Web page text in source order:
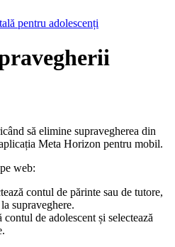
pentru adolescenți
să elimine supravegherea din
Meta Horizon pentru mobil.
web:
contul de părinte sau de tutore,
supraveghere.
contul de adolescent și selectează
.